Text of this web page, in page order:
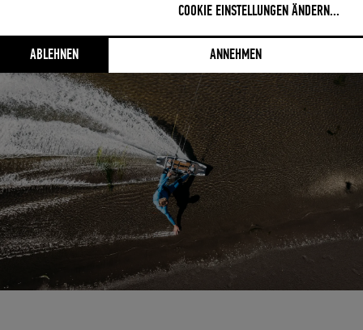
COOKIE EINSTELLUNGEN ÄNDERN...
ABLEHNEN ANNEHMEN